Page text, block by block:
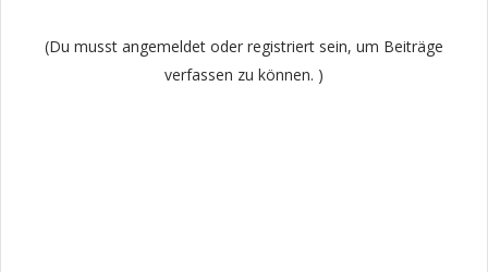
(Du musst angemeldet oder registriert sein, um Beiträge
verfassen zu können. )